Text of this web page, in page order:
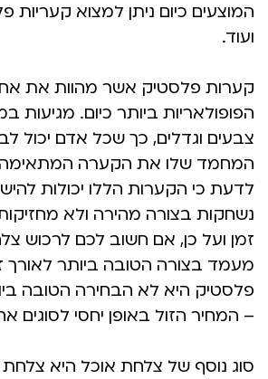
המוצעים כיום ניתן למצוא
ועוד.
קערות פלסטיק אשר מהוות את
הפופולאריות ביותר כיום. מגיעות
צבעים וגדלים, כך שכל אדם יכול
המחמד שלו את הקערה המתאימה
לדעת כי הקערות הללו יכולות
נשחקות בצורה מהירה ולא
זמן ועל כן, אם חשוב לכם לרכוש
מעמד בצורה הטובה ביותר לאורך
פלסטיק היא לא הבחירה הטובה
– המחיר הזול באופן יחסי לסוגים
סוג נוסף של צלחת אוכל היא